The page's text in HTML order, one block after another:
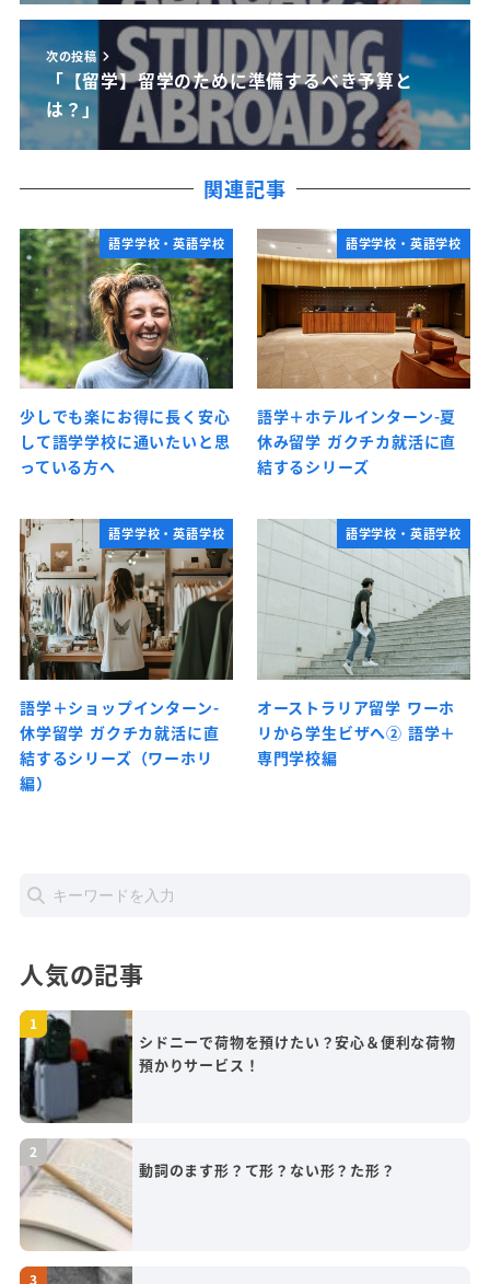
次の投稿
「【留学】留学のために準備するべき予算と
は？」
関連記事
語学学校・英語学校
少しでも楽にお得に長く安心
して語学学校に通いたいと思
っている方へ
語学学校・英語学校
語学＋ホテルインターン-夏
休み留学 ガクチカ就活に直
結するシリーズ
語学学校・英語学校
語学＋ショップインターン-
休学留学 ガクチカ就活に直
結するシリーズ（ワーホリ
編）
語学学校・英語学校
オーストラリア留学 ワーホ
リから学生ビザへ② 語学＋
専門学校編
人気の記事
シドニーで荷物を預けたい？安心＆便利な荷物
預かりサービス！
動詞のます形？て形？ない形？た形？